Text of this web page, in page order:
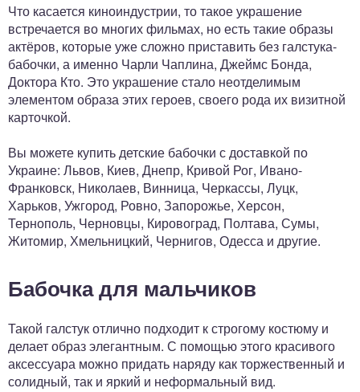
Что касается киноиндустрии, то такое украшение
встречается во многих фильмах, но есть такие образы
актёров, которые уже сложно приставить без галстука-
бабочки, а именно Чарли Чаплина, Джеймс Бонда,
Доктора Кто. Это украшение стало неотделимым
элементом образа этих героев, своего рода их визитной
карточкой.
Вы можете купить детские бабочки с доставкой по
Украине: Львов, Киев, Днепр, Кривой Рог, Ивано-
Франковск, Николаев, Винница, Черкассы, Луцк,
Харьков, Ужгород, Ровно, Запорожье, Херсон,
Тернополь, Черновцы, Кировоград, Полтава, Сумы,
Житомир, Хмельницкий, Чернигов, Одесса и другие.
Бабочка для мальчиков
Такой галстук отлично подходит к строгому костюму и
делает образ элегантным. С помощью этого красивого
аксессуара можно придать наряду как торжественный и
солидный, так и яркий и неформальный вид.